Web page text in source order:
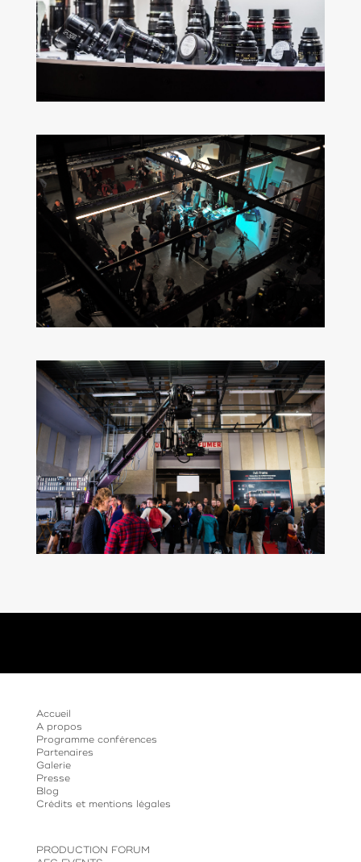
Accueil
A propos
Programme conférences
Partenaires
Galerie
Presse
Blog
Crédits et mentions légales
PRODUCTION FORUM